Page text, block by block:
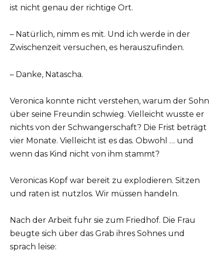
ist nicht genau der richtige Ort.
– Natürlich, nimm es mit. Und ich werde in der
Zwischenzeit versuchen, es herauszufinden.
– Danke, Natascha.
Veronica konnte nicht verstehen, warum der Sohn
über seine Freundin schwieg. Vielleicht wusste er
nichts von der Schwangerschaft? Die Frist beträgt
vier Monate. Vielleicht ist es das. Obwohl … und
wenn das Kind nicht von ihm stammt?
Veronicas Kopf war bereit zu explodieren. Sitzen
und raten ist nutzlos. Wir müssen handeln.
Nach der Arbeit fuhr sie zum Friedhof. Die Frau
beugte sich über das Grab ihres Sohnes und
sprach leise: